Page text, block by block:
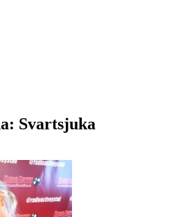
Svartsjuka